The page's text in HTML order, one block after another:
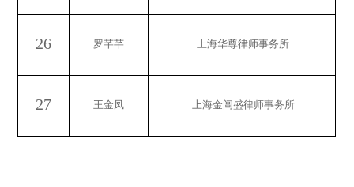
26 罗芊芊 上海华尊律师事务所
27 王金凤 上海金阊盛律师事务所